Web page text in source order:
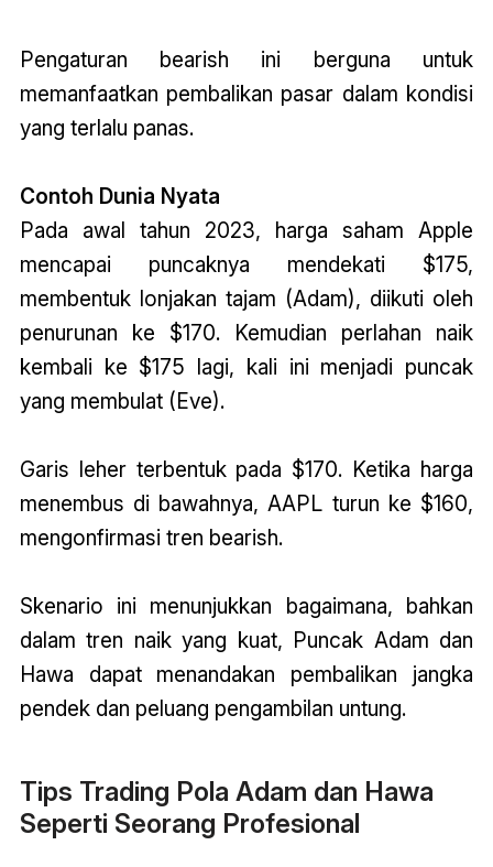
Pengaturan bearish ini berguna untuk
memanfaatkan pembalikan pasar dalam kondisi
yang terlalu panas.
Contoh Dunia Nyata
Pada awal tahun 2023, harga saham Apple
mencapai puncaknya mendekati $175,
membentuk lonjakan tajam (Adam), diikuti oleh
penurunan ke $170. Kemudian perlahan naik
kembali ke $175 lagi, kali ini menjadi puncak
yang membulat (Eve).
Garis leher terbentuk pada $170. Ketika harga
menembus di bawahnya, AAPL turun ke $160,
mengonfirmasi tren bearish.
Skenario ini menunjukkan bagaimana, bahkan
dalam tren naik yang kuat, Puncak Adam dan
Hawa dapat menandakan pembalikan jangka
pendek dan peluang pengambilan untung.
Tips Trading Pola Adam dan Hawa
Seperti Seorang Profesional